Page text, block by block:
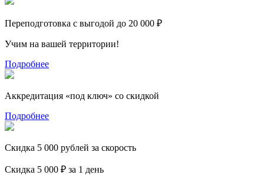
Переподготовка с выгодой до 20 000 ₽
Учим на вашей территории!
Подробнее
Аккредитация «под ключ» со скидкой
Подробнее
Скидка 5 000 рублей за скорость
Скидка 5 000 ₽ за 1 день